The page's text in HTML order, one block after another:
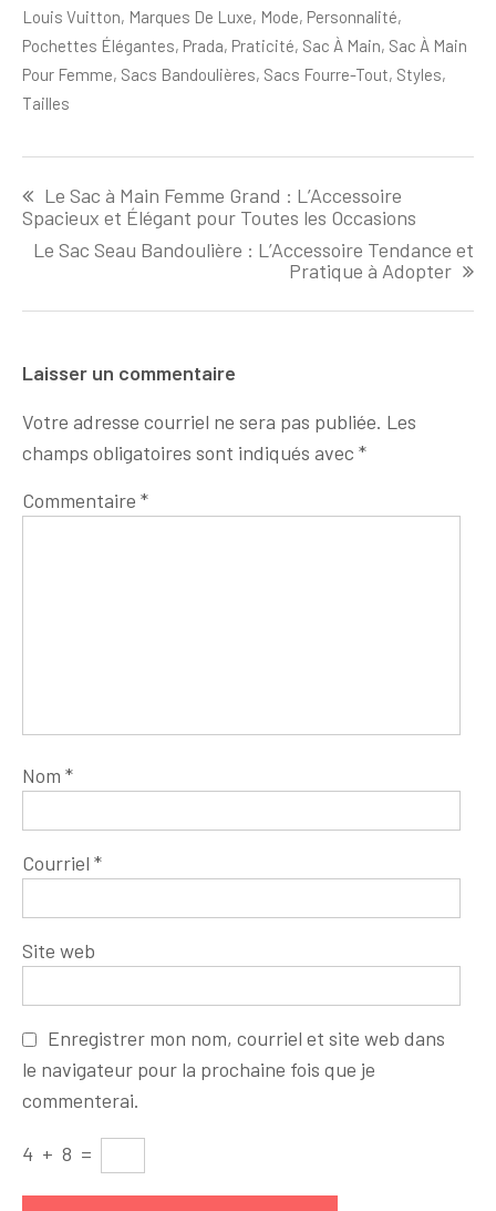
Louis Vuitton, Marques De Luxe, Mode, Personnalité,
Pochettes Élégantes, Prada, Praticité, Sac À Main, Sac À Main
Pour Femme, Sacs Bandoulières, Sacs Fourre-Tout, Styles,
Tailles
de
l'article
Le Sac à Main Femme Grand : L’Accessoire
Spacieux et Élégant pour Toutes les Occasions
Le Sac Seau Bandoulière : L’Accessoire Tendance et
Pratique à Adopter
Laisser un commentaire
Votre adresse courriel ne sera pas publiée. Les
champs obligatoires sont indiqués avec *
Commentaire *
Nom *
Courriel *
Site web
Enregistrer mon nom, courriel et site web dans
le navigateur pour la prochaine fois que je
commenterai.
4 + 8 =